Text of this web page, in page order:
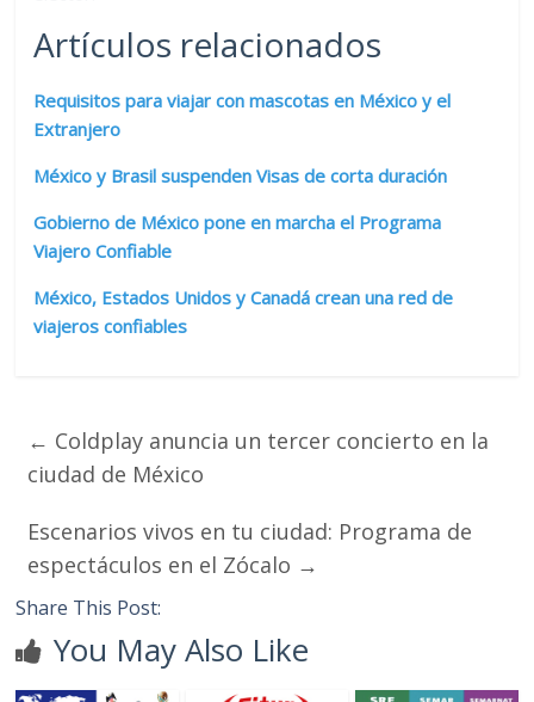
Artículos relacionados
Requisitos para viajar con mascotas en México y el
Extranjero
México y Brasil suspenden Visas de corta duración
Gobierno de México pone en marcha el Programa
Viajero Confiable
México, Estados Unidos y Canadá crean una red de
viajeros confiables
← Coldplay anuncia un tercer concierto en la
ciudad de México
Escenarios vivos en tu ciudad: Programa de
espectáculos en el Zócalo →
Share This Post:
You May Also Like